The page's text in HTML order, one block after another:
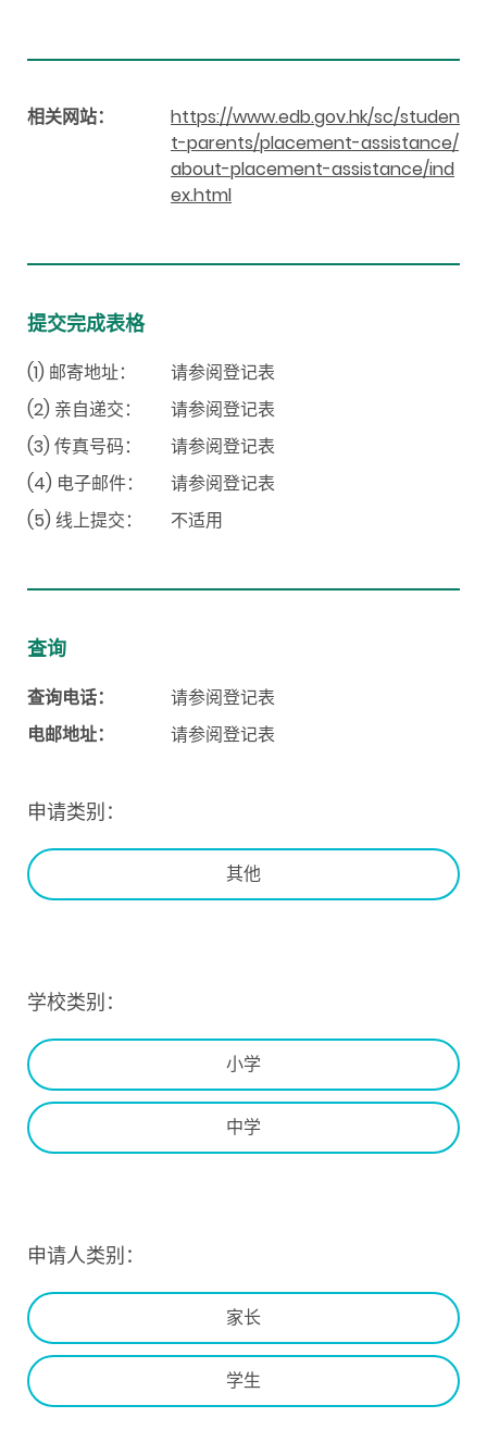
相关网站：
https://www.edb.gov.hk/sc/studen
t-parents/placement-assistance/
about-placement-assistance/ind
ex.html
提交完成表格
(1) 邮寄地址：
请参阅登记表
(2) 亲自递交：
请参阅登记表
(3) 传真号码：
请参阅登记表
(4) 电子邮件：
请参阅登记表
(5) 线上提交：
不适用
查询
查询电话：
请参阅登记表
电邮地址：
请参阅登记表
申请类别：
其他
学校类别：
小学
中学
申请人类别：
家长
学生